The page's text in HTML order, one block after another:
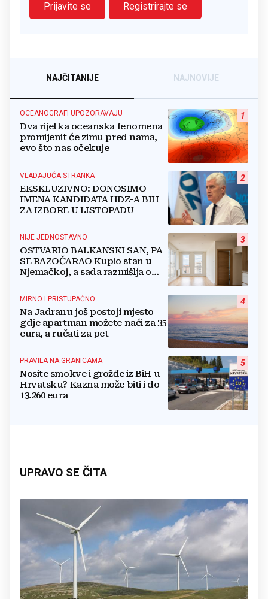
Prijavite se
Registrirajte se
NAJČITANIJE NAJNOVIJE
1
OCEANOGRAFI UPOZORAVAJU
Dva rijetka oceanska fenomena
promijenit će zimu pred nama,
evo što nas očekuje
2
VLADAJUĆA STRANKA
EKSKLUZIVNO: DONOSIMO
IMENA KANDIDATA HDZ-A BIH
ZA IZBORE U LISTOPADU
3
NIJE JEDNOSTAVNO
OSTVARIO BALKANSKI SAN, PA
SE RAZOČARAO Kupio stan u
Njemačkoj, a sada razmišlja o
4
MIRNO I PRISTUPAČNO
Na Jadranu još postoji mjesto
gdje apartman možete naći za 35
eura, a ručati za pet
5
PRAVILA NA GRANICAMA
Nosite smokve i grožđe iz BiH u
Hrvatsku? Kazna može biti i do
13.260 eura
UPRAVO SE ČITA